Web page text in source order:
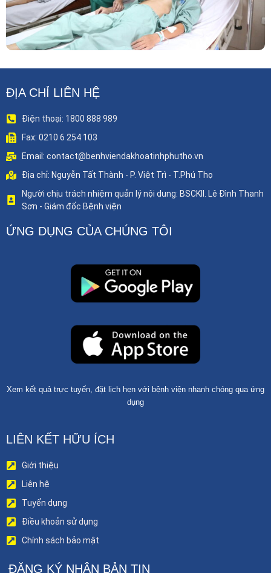
ĐỊA CHỈ LIÊN HỆ
Điện thoại: 1800 888 989
Fax: 0210 6 254 103
Email: contact@benhviendakhoatinhphutho.vn
Địa chỉ: Nguyễn Tất Thành - P. Việt Trì - T.Phú Thọ
Người chịu trách nhiệm quản lý nội dung: BSCKII. Lê Đình Thanh
Sơn - Giám đốc Bệnh viện
ỨNG DỤNG CỦA CHÚNG TÔI
Xem kết quả trực tuyến, đặt lịch hẹn với bệnh viện nhanh chóng qua ứng
dụng
LIÊN KẾT HỮU ÍCH
Giới thiệu
Liên hệ
Tuyển dụng
Điều khoản sử dụng
Chính sách bảo mật
ĐĂNG KÝ NHẬN BẢN TIN